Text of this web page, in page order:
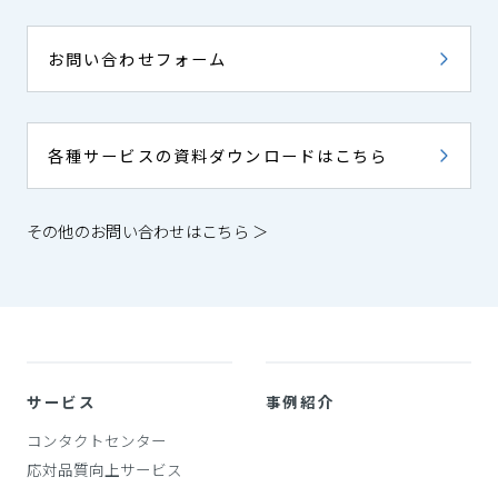
お問い合わせフォーム
各種サービスの資料ダウンロードはこちら
その他のお問い合わせはこちら ＞
サービス
コンタクトセンター
応対品質向上サービス
事例紹介